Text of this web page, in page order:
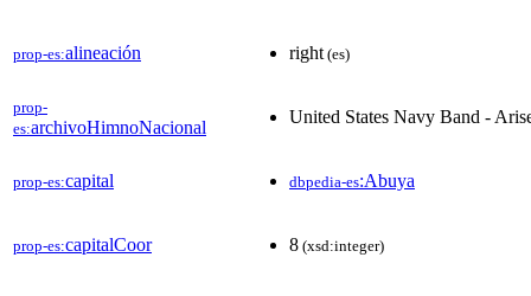
prop-es:alineación right (es)
prop-
es:archivoHimnoNacional
United States Navy Band -
prop-es:capital dbpedia-es:Abuya
prop-es:capitalCoor 8 (xsd:integer)